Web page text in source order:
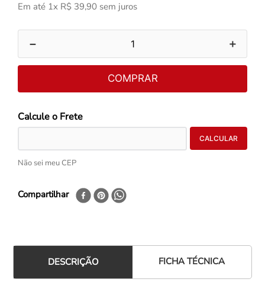
Em até 1x R$ 39,90 sem juros
＋
－
COMPRAR
Não sei meu CEP
Compartilhar
DESCRIÇÃO FICHA TÉCNICA